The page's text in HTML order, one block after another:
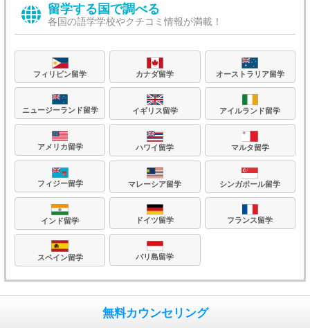
留学する国で調べる
各国の語学学校やクチコミ情報が満載！
フィリピン留学 カナダ留学 オーストラリア留学
ニュージーランド留学 イギリス留学 アイルランド留学
アメリカ留学 ハワイ留学 マルタ留学
フィジー留学 マレーシア留学 シンガポール留学
インド留学 ドイツ留学 フランス留学
スペイン留学 バリ島留学
無料カウンセリング